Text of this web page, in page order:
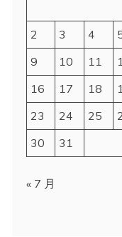
2
3 4
9
10 11
16
17 18
23
24 25
30
31
« 7 月